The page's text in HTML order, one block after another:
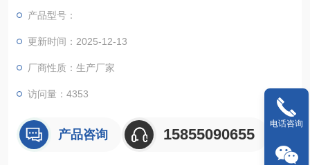
用分光光度法或目测比色法测定。检测范围：0.1～4ug/nl（以AS
计）
产品型号：
更新时间：2025-12-13
厂商性质：生产厂家
访问量：4353
产品咨询 15855090655
电话咨询